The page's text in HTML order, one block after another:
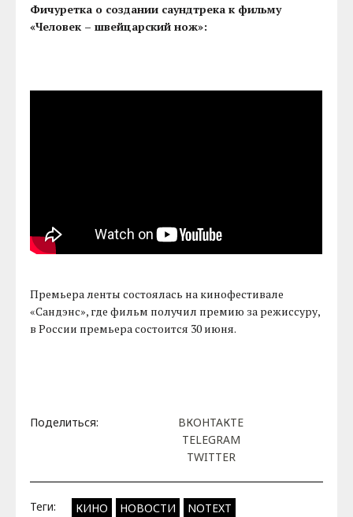
Фичуретка о создании саундтрека к фильму
«Человек – швейцарский нож»:
Премьера ленты состоялась на кинофестивале
«Сандэнс», где фильм получил премию за режиссуру,
в России премьера состоится 30 июня.
Поделиться:
ВКОНТАКТЕ
TELEGRAM
TWITTER
Теги: КИНО НОВОСТИ NOTEXT